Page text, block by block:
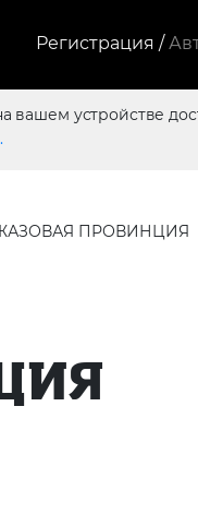
Регистрация /
вашем устройстве
ПРОВИНЦИЯ